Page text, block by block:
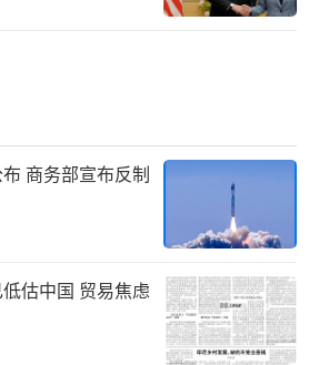
商务部宣布反制
估中国 贸易焦虑